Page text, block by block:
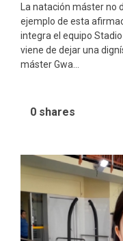
La natación máster no
ejemplo de esta
integra el equipo
viene de dejar una
máster Gwa...
0 shares